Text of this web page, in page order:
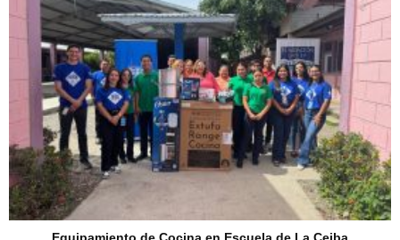
Equipamiento de Cocina en Escuela de La Ceiba